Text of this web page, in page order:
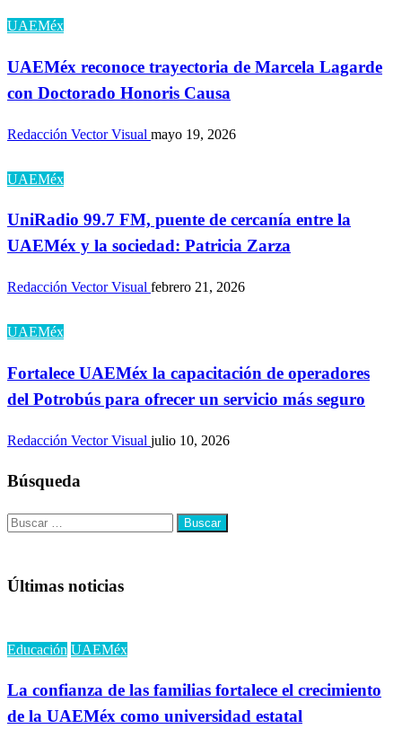
UAEMéx
UAEMéx reconoce trayectoria de Marcela Lagarde
con Doctorado Honoris Causa
Redacción Vector Visual mayo 19, 2026
UAEMéx
UniRadio 99.7 FM, puente de cercanía entre la
UAEMéx y la sociedad: Patricia Zarza
Redacción Vector Visual febrero 21, 2026
UAEMéx
Fortalece UAEMéx la capacitación de operadores
del Potrobús para ofrecer un servicio más seguro
Redacción Vector Visual julio 10, 2026
Búsqueda
Buscar:
Últimas noticias
Educación UAEMéx
La confianza de las familias fortalece el crecimiento
de la UAEMéx como universidad estatal